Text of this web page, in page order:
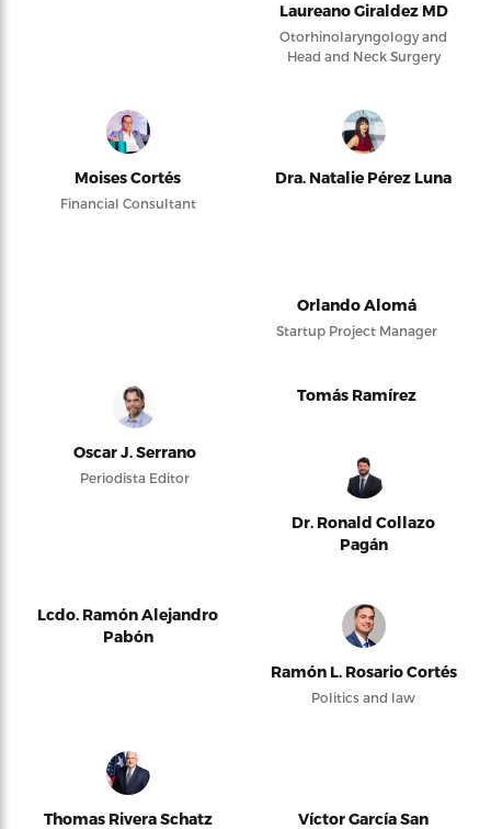
Laureano Giraldez MD
Otorhinolaryngology and
Head and Neck Surgery
Moises Cortés
Financial Consultant
Dra. Natalie Pérez Luna
Orlando Alomá
Startup Project Manager
Oscar J. Serrano
Periodista Editor
Tomás Ramírez
Dr. Ronald Collazo
Pagán
Lcdo. Ramón Alejandro
Pabón
Ramón L. Rosario Cortés
Politics and law
Thomas Rivera Schatz
Víctor García San